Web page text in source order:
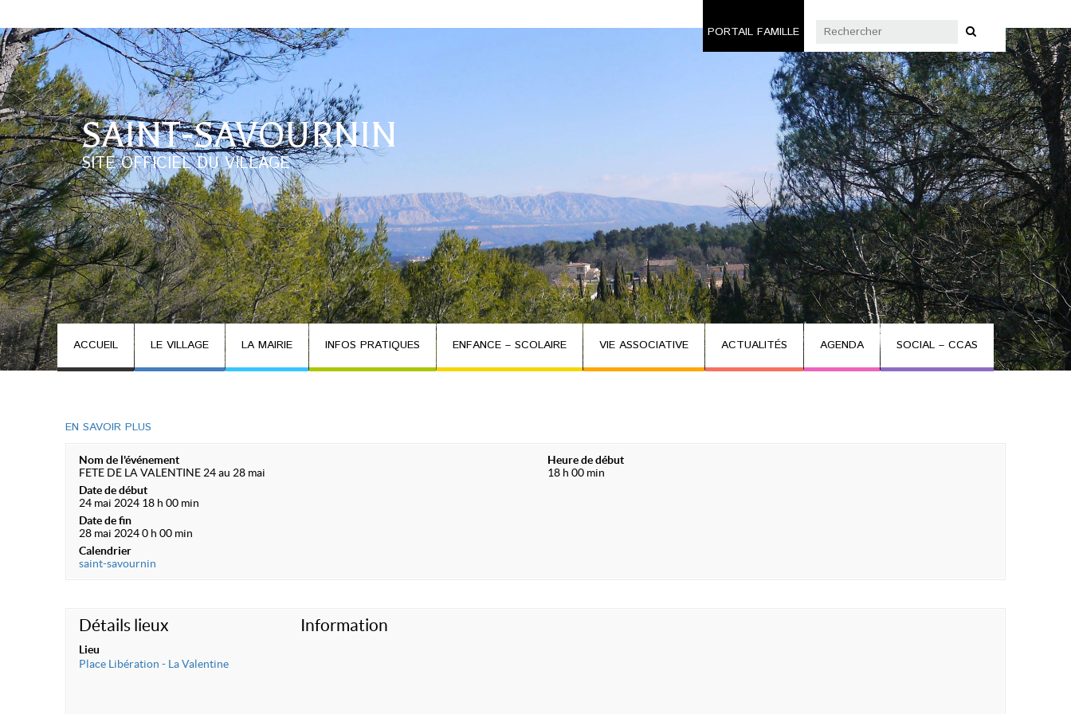
PORTAIL FAMILLE
SAINT-SAVOURNIN
SITE OFFICIEL DU VILLAGE
ACCUEIL LE VILLAGE LA MAIRIE INFOS PRATIQUES ENFANCE – SCOLAIRE VIE ASSOCIATIVE ACTUALITÉS AGENDA SOCIAL – CCAS
EN SAVOIR PLUS
Nom de l'événement
FETE DE LA VALENTINE 24 au 28 mai
Date de début
24 mai 2024 18 h 00 min
Date de fin
28 mai 2024 0 h 00 min
Calendrier
saint-savournin
Heure de début
18 h 00 min
Détails lieux
Lieu
Place Libération - La Valentine
Information